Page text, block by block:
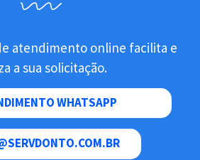
atendimento online facilita e
a sua solicitação.
WHATSAPP